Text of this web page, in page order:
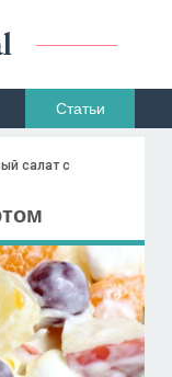
Статьи
салат с